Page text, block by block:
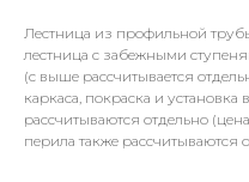
Лестница из профильной
лестница с забежными
(с выше рассчитывается
каркаса, покраска и установка
рассчитываются отдельно
перила также рассчитываются